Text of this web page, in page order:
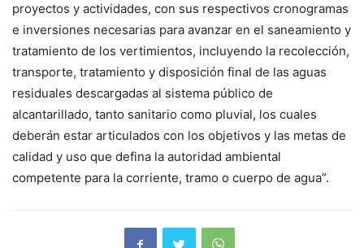
proyectos y actividades, con sus respectivos cronogramas
e inversiones necesarias para avanzar en el saneamiento y
tratamiento de los vertimientos, incluyendo la recolección,
transporte, tratamiento y disposición final de las aguas
residuales descargadas al sistema público de
alcantarillado, tanto sanitario como pluvial, los cuales
deberán estar articulados con los objetivos y las metas de
calidad y uso que defina la autoridad ambiental
competente para la corriente, tramo o cuerpo de agua”.